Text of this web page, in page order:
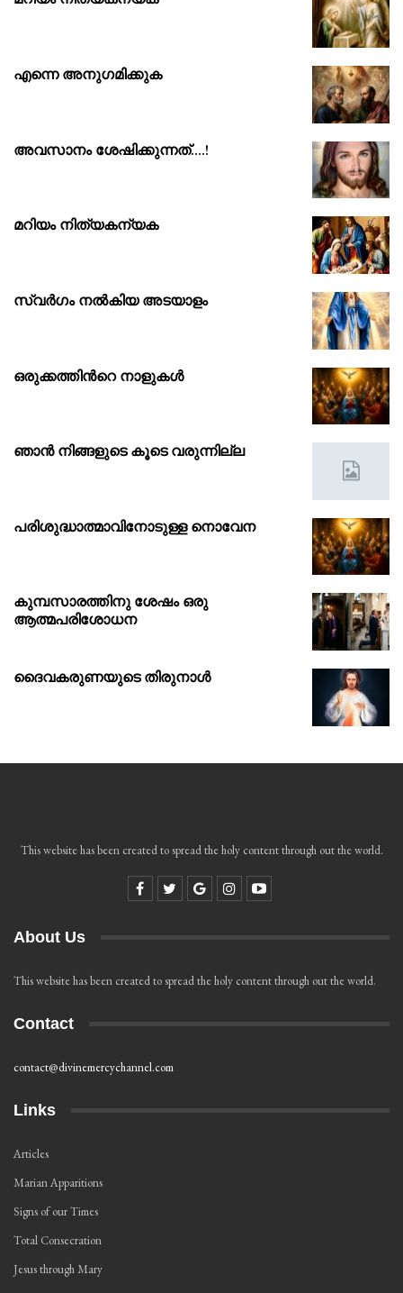
എന്നെ അനുഗമിക്കുക
അവസാനം ശേഷിക്കുന്നത്….!
മറിയം നിത്യകന്യക
സ്വർഗം നൽകിയ അടയാളം
ഒരുക്കത്തിൻറെ നാളുകൾ
ഞാൻ നിങ്ങളുടെ കൂടെ വരുന്നില്ല
പരിശുദ്ധാത്മാവിനോടുള്ള നൊവേന
കുമ്പസാരത്തിനു ശേഷം ഒരു
ആത്മപരിശോധന
ദൈവകരുണയുടെ തിരുനാൾ
This website has been created to spread the holy content through out the world.
About Us
This website has been created to spread the holy content through out the world.
Contact
contact@divinemercychannel.com
Links
Articles
Marian Apparitions
Signs of our Times
Total Consecration
Jesus through Mary